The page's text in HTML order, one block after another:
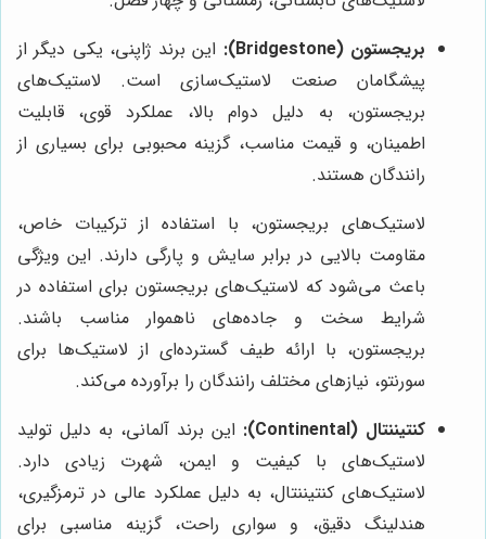
بریجستون (Bridgestone):
این برند ژاپنی، یکی دیگر از
پیشگامان صنعت لاستیک‌سازی است. لاستیک‌های
بریجستون، به دلیل دوام بالا، عملکرد قوی، قابلیت
اطمینان، و قیمت مناسب، گزینه محبوبی برای بسیاری از
رانندگان هستند.
لاستیک‌های بریجستون، با استفاده از ترکیبات خاص،
مقاومت بالایی در برابر سایش و پارگی دارند. این ویژگی
باعث می‌شود که لاستیک‌های بریجستون برای استفاده در
شرایط سخت و جاده‌های ناهموار مناسب باشند.
بریجستون، با ارائه طیف گسترده‌ای از لاستیک‌ها برای
سورنتو، نیازهای مختلف رانندگان را برآورده می‌کند.
کنتیننتال (Continental):
این برند آلمانی، به دلیل تولید
لاستیک‌های با کیفیت و ایمن، شهرت زیادی دارد.
لاستیک‌های کنتیننتال، به دلیل عملکرد عالی در ترمزگیری،
هندلینگ دقیق، و سواری راحت، گزینه مناسبی برای